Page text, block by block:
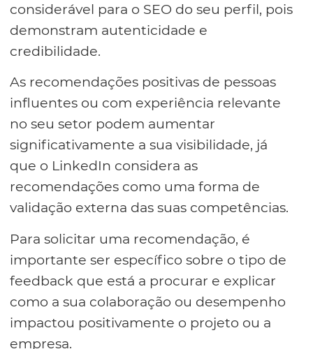
considerável para o SEO do seu perfil, pois
demonstram autenticidade e
credibilidade.
As recomendações positivas de pessoas
influentes ou com experiência relevante
no seu setor podem aumentar
significativamente a sua visibilidade, já
que o LinkedIn considera as
recomendações como uma forma de
validação externa das suas competências.
Para solicitar uma recomendação, é
importante ser específico sobre o tipo de
feedback que está a procurar e explicar
como a sua colaboração ou desempenho
impactou positivamente o projeto ou a
empresa.